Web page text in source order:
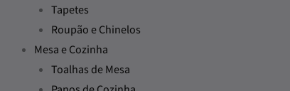
Tapetes
Roupão e Chinelos
Mesa e Cozinha
Toalhas de Mesa